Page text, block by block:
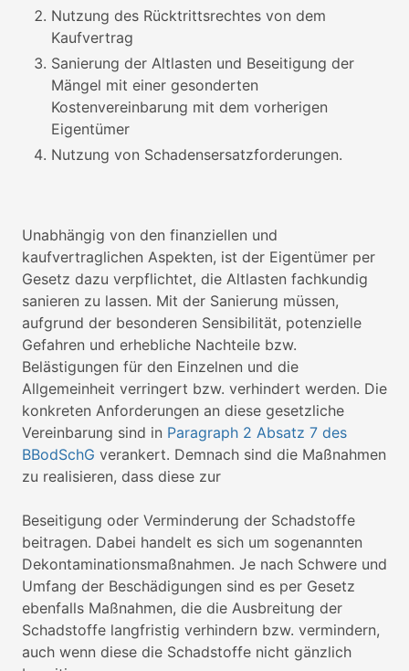
Nutzung des Rücktrittsrechtes von dem
Kaufvertrag
Sanierung der Altlasten und Beseitigung der
Mängel mit einer gesonderten
Kostenvereinbarung mit dem vorherigen
Eigentümer
Nutzung von Schadensersatzforderungen.
Unabhängig von den finanziellen und
kaufvertraglichen Aspekten, ist der Eigentümer per
Gesetz dazu verpflichtet, die Altlasten fachkundig
sanieren zu lassen. Mit der Sanierung müssen,
aufgrund der besonderen Sensibilität, potenzielle
Gefahren und erhebliche Nachteile bzw.
Belästigungen für den Einzelnen und die
Allgemeinheit verringert bzw. verhindert werden. Die
konkreten Anforderungen an diese gesetzliche
Vereinbarung sind in Paragraph 2 Absatz 7 des
BBodSchG verankert. Demnach sind die Maßnahmen
zu realisieren, dass diese zur
Beseitigung oder Verminderung der Schadstoffe
beitragen. Dabei handelt es sich um sogenannten
Dekontaminationsmaßnahmen. Je nach Schwere und
Umfang der Beschädigungen sind es per Gesetz
ebenfalls Maßnahmen, die die Ausbreitung der
Schadstoffe langfristig verhindern bzw. vermindern,
auch wenn diese die Schadstoffe nicht gänzlich